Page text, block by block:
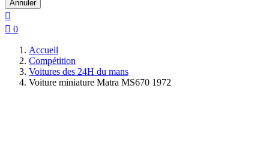
Annuler

 0
Accueil
Compétition
Voitures des 24H du mans
Voiture miniature Matra MS670 1972